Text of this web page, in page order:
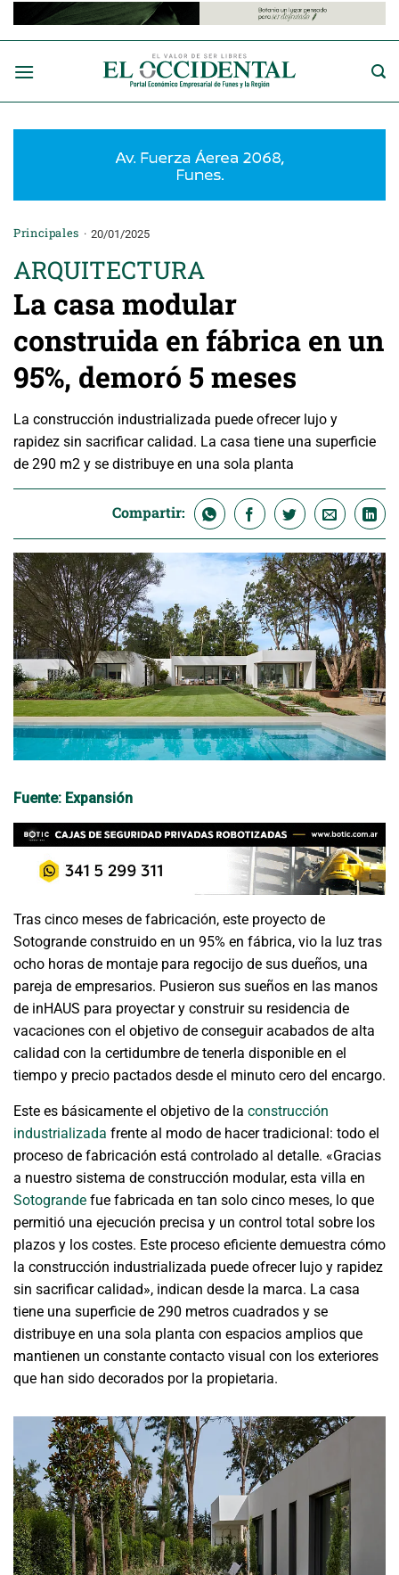
Principales 20/01/2025
ARQUITECTURA
La casa modular
construida en fábrica en un
95%, demoró 5 meses
La construcción industrializada puede ofrecer lujo y
rapidez sin sacrificar calidad. La casa tiene una superficie
de 290 m2 y se distribuye en una sola planta
Compartir:
Fuente: Expansión
Tras cinco meses de fabricación, este proyecto de
Sotogrande construido en un 95% en fábrica, vio la luz tras
ocho horas de montaje para regocijo de sus dueños, una
pareja de empresarios. Pusieron sus sueños en las manos
de inHAUS para proyectar y construir su residencia de
vacaciones con el objetivo de conseguir acabados de alta
calidad con la certidumbre de tenerla disponible en el
tiempo y precio pactados desde el minuto cero del encargo.
Este es básicamente el objetivo de la construcción
industrializada frente al modo de hacer tradicional: todo el
proceso de fabricación está controlado al detalle. «Gracias
a nuestro sistema de construcción modular, esta villa en
Sotogrande fue fabricada en tan solo cinco meses, lo que
permitió una ejecución precisa y un control total sobre los
plazos y los costes. Este proceso eficiente demuestra cómo
la construcción industrializada puede ofrecer lujo y rapidez
sin sacrificar calidad», indican desde la marca. La casa
tiene una superficie de 290 metros cuadrados y se
distribuye en una sola planta con espacios amplios que
mantienen un constante contacto visual con los exteriores
que han sido decorados por la propietaria.